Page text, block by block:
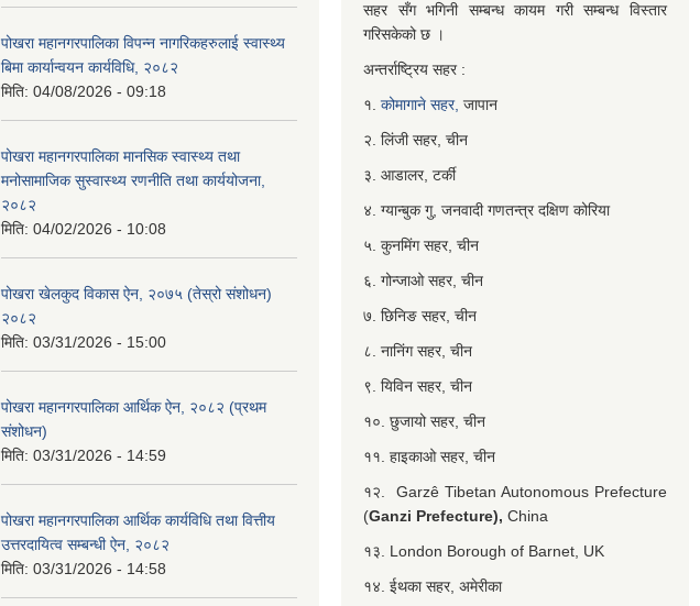
पोखरा महानगरपालिका विपन्न नागरिकहरुलाई स्वास्थ्य
बिमा कार्यान्वयन कार्यविधि, २०८२
मिति: 04/08/2026 - 09:18
पोखरा महानगरपालिका मानसिक स्वास्थ्य तथा
मनोसामाजिक सुस्वास्थ्य रणनीति तथा कार्ययोजना,
२०८२
मिति: 04/02/2026 - 10:08
पोखरा खेलकुद विकास ऐन, २०७५ (तेस्रो संशोधन)
२०८२
मिति: 03/31/2026 - 15:00
पोखरा महानगरपालिका आर्थिक ऐन, २०८२ (प्रथम
संशोधन)
मिति: 03/31/2026 - 14:59
पोखरा महानगरपालिका आर्थिक कार्यविधि तथा वित्तीय
उत्तरदायित्व सम्बन्धी ऐन, २०८२
मिति: 03/31/2026 - 14:58
सहर सँग भगिनी सम्बन्ध कायम गरी सम्बन्ध विस्तार
गरिसकेको छ ।
अन्तर्राष्ट्रिय सहर :
१. कोमागाने सहर, जापान
२. लिंजी सहर, चीन
३. आडालर, टर्की
४. ग्यान्बुक गु, जनवादी गणतन्त्र दक्षिण कोरिया
५. कुनमिंग सहर, चीन
६. गोन्जाओ सहर, चीन
७. छिनिङ सहर, चीन
८. नानिंग सहर, चीन
९. यिविन सहर, चीन
१०. छुजायो सहर, चीन
११. हाइकाओ सहर, चीन
१२. Garzê Tibetan Autonomous Prefecture
(Ganzi Prefecture), China
१३. London Borough of Barnet, UK
१४. ईथका सहर, अमेरीका